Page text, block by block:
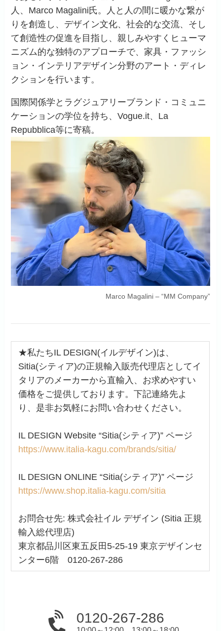
人、Marco Magalini氏。人と人の間に暖かな繋が
りを創造し、デザイン文化、社会的な交流、そし
て創造性の促進を目指し、親しみやすくヒューマ
ニズム的な独特のアプローチで、家具・ファッシ
ョン・インテリアデザイン分野のアート・ディレ
クションを行います。
国際関係学とラグジュアリーブランド・コミュニ
ケーションの学位を持ち、Vogue.it、La
Repubblica等に寄稿。
Marco Magalini – “MM Company”
★私たちIL DESIGN(イルデザイン)は、
Sitia(シティア)の正規輸入販売代理店としてイ
タリアのメーカーから直輸入、お求めやすい
価格をご提供しております。下記連絡先よ
り、是非お気軽にお問い合わせください。
IL DESIGN Website “Sitia(シティア)” ページ
https://www.italia-kagu.com/brands/sitia/
IL DESIGN ONLINE “Sitia(シティア)” ページ
https://www.shop.italia-kagu.com/sitia
お問合せ先: 株式会社イル デザイン (Sitia 正規
輸入総代理店)
東京都品川区東五反田5-25-19 東京デザインセ
ンター6階 0120-267-286
0120-267-286